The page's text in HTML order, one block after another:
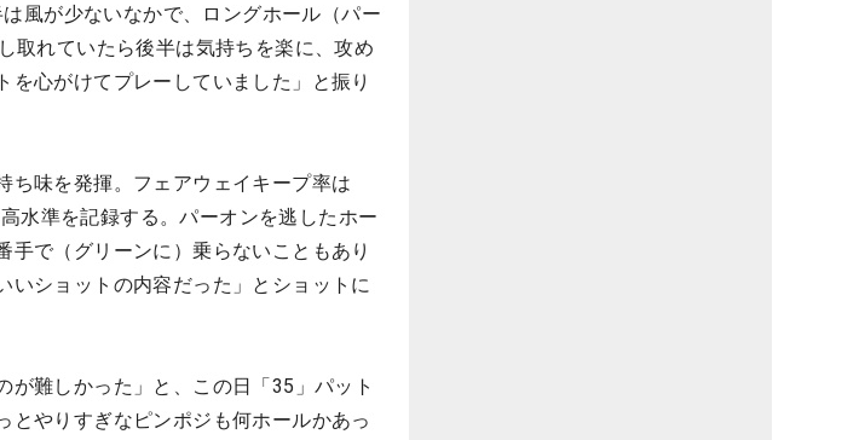
風が少ないなかで、ロングホール（パー
取れていたら後半は気持ちを楽に、攻め
心がけてプレーしていました」と振り
ち味を発揮。フェアウェイキープ率は
水準を記録する。パーオンを逃したホー
で（グリーンに）乗らないこともあり
いショットの内容だった」とショットに
が難しかった」と、この日「35」パット
とやりすぎなピンポジも何ホールかあっ